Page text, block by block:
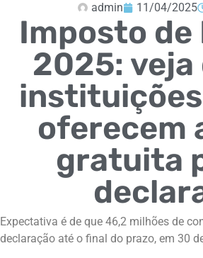
admin 11/04/2025
Imposto de
2025: veja
oferecem
gratuita
Expectativa é de que 46,2 milhões de
declaração até o final do prazo, em 30